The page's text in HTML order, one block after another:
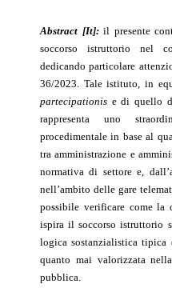
Abstract [It]:il presente
soccorso istruttorio nel
dedicando particolare
36/2023. Tale istituto, in
partecipationis e di quello
rappresenta uno
procedimentale in base al
tra amministrazione e
normativa di settore e,
nell’ambito delle gare
possibile verificare come
ispira il soccorso istruttorio
logica sostanzialistica tipica
quanto mai valorizzata
pubblica.